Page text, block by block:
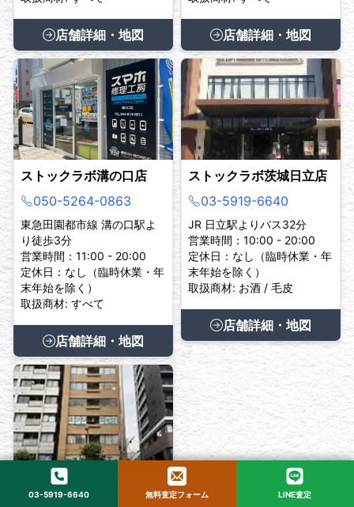
店舗詳細・地図 店舗詳細・地図
ストックラボ溝の口店
050-5264-0863
東急田園都市線 溝の口駅よ
り徒歩3分
営業時間：11:00 - 20:00
定休日：なし（臨時休業・年
末年始を除く）
取扱商材: すべて
店舗詳細・地図
ストックラボ茨城日立店
03-5919-6640
JR 日立駅よりバス32分
営業時間：10:00 - 20:00
定休日：なし（臨時休業・年
末年始を除く）
取扱商材: お酒 / 毛皮
店舗詳細・地図
ストックラボ横浜店
03-5919-6640 無料査定フォーム LINE査定